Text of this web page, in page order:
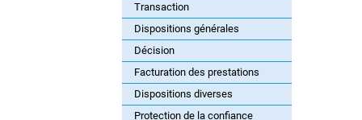
Transaction
Dispositions générales
Décision
Facturation des prestations
Dispositions diverses
Protection de la confiance